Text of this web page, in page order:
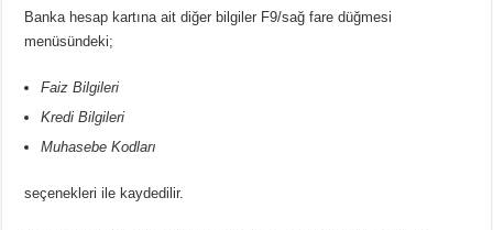
Banka hesap kartına ait diğer bilgiler F9/sağ fare düğmesi
menüsündeki;
Faiz Bilgileri
Kredi Bilgileri
Muhasebe Kodları
seçenekleri ile kaydedilir.